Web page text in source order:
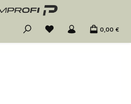
0,00 €